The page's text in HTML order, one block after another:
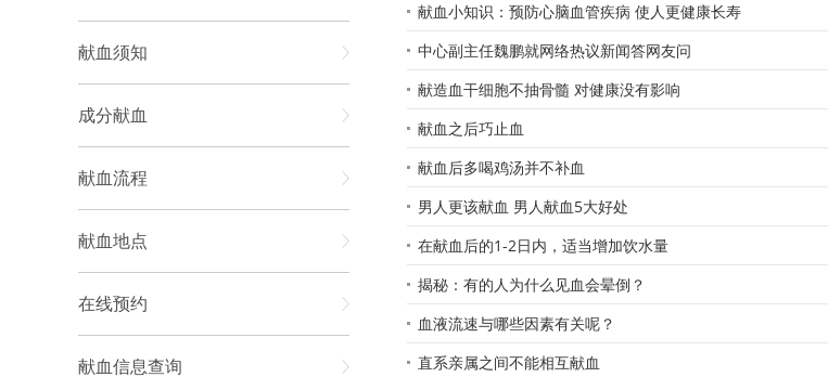
献血须知
成分献血
献血流程
献血地点
在线预约
献血信息查询
献血小知识：预防心脑血管疾病 使人更健康长寿
中心副主任魏鹏就网络热议新闻答网友问
献造血干细胞不抽骨髓 对健康没有影响
献血之后巧止血
献血后多喝鸡汤并不补血
男人更该献血 男人献血5大好处
在献血后的1-2日内，适当增加饮水量
揭秘：有的人为什么见血会晕倒？
血液流速与哪些因素有关呢？
直系亲属之间不能相互献血